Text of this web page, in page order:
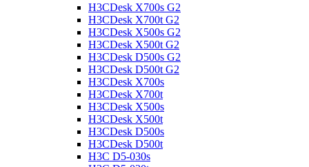
H3CDesk X700s G2
H3CDesk X700t G2
H3CDesk X500s G2
H3CDesk X500t G2
H3CDesk D500s G2
H3CDesk D500t G2
H3CDesk X700s
H3CDesk X700t
H3CDesk X500s
H3CDesk X500t
H3CDesk D500s
H3CDesk D500t
H3C D5-030s